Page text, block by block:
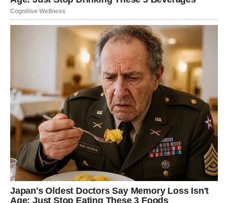
isto.
Jedna osoba iz prošlosti mogla bi vas
potpuno iznenaditi
Postoji velika mogućnost da će vam se javiti neko za koga
ste mislili da je zauvek nestao iz vašeg života. Njegove
reči probudiće uspomene koje ste pokušavali da
zaboravite.
Međutim, ovog puta ćete biti mnogo mudriji nego ranije.
Nećete donositi odluke vođeni emocijama, već iskustvom
koje ste stekli kroz prethodne godine. Upravo zbog toga
sudbina će vam dati priliku da izaberete ono što je zaista
najbolje za vas.